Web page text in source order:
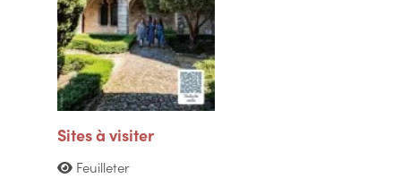
Sites à visiter
Feuilleter